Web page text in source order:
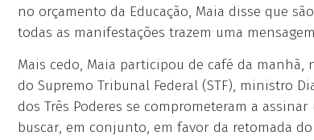
no orçamento da Educação, Maia disse que
todas as manifestações trazem uma
Mais cedo, Maia participou de café da
do Supremo Tribunal Federal (STF), ministro
dos Três Poderes se comprometeram a
buscar, em conjunto, em favor da retomada